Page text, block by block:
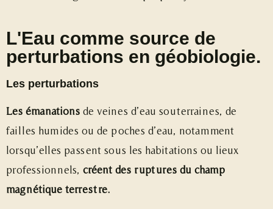
L'Eau comme source de
perturbations en géobiologie.
Les perturbations
Les émanations de veines d’eau souterraines, de
failles humides ou de poches d’eau, notamment
lorsqu’elles passent sous les habitations ou lieux
professionnels, créent des ruptures du champ
magnétique terrestre.